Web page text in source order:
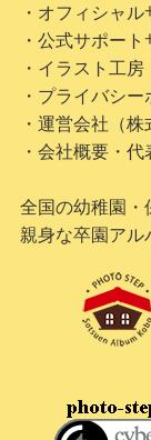
・オフィシャル
・公式サポート
・イラスト工房
・プライバシ
・運営会社（株
・会社概要・代
全国の幼稚園・
親身な卒園アル